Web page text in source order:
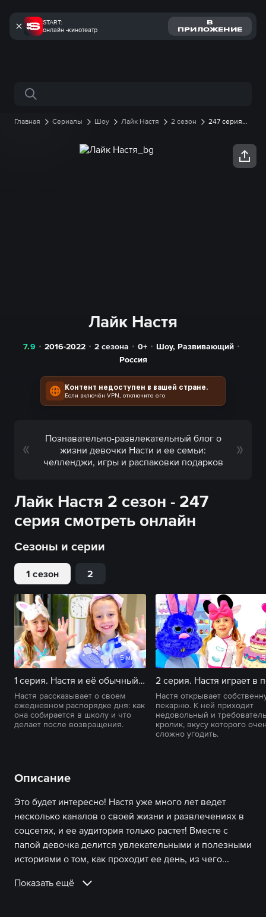
START:
онлайн -кинотеатр
В
ПРИЛОЖЕНИЕ
Поиск по сайту
Главная Сериалы Шоу Лайк Настя 2 сезон
247 серия
Лайк Настя
7.9 2016-2022 2 сезона 0+ Шоу, Развивающий
Россия
Контент недоступен в вашей стране.
Если включён VPN, отключите его
Познавательно-развлекательный блог о
жизни девочки Насти и ее семьи:
челленджи, игры и распаковки подарков
Лайк Настя 2 сезон - 247
серия смотреть онлайн
Сезоны и серии
1 сезон 2
5 мин
1 серия. Настя и её обычный школьный день с утренней рутиной
Настя рассказывает о своем
ежедневном распорядке дня: как
она собирается в школу и что
делает после возвращения.
Настя открывает
пекарню. К ней приходит
недовольный и
кролик, вкусу которого
сложно угодить.
Описание
Это будет интересно! Настя уже много лет ведет
несколько каналов о своей жизни и развлечениях в
соцсетях, и ее аудитория только растет! Вместе с
папой девочка делится увлекательными и полезными
историями о том, как проходит ее день, из чего...
Показать ещё